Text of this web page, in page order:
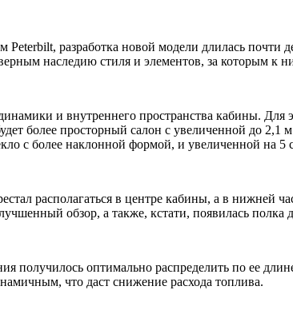
разработка новой модели длилась почти
наследию стиля и элементов, за которым к
и внутреннего пространства кабины. Для
более просторный салон с увеличенной до 2,1
с более наклонной формой, и увеличенной на 5
располагаться в центре кабины, а в нижней
обзор, а также, кстати, появилась полка
получилось оптимально распределить по ее
что даст снижение расхода топлива.